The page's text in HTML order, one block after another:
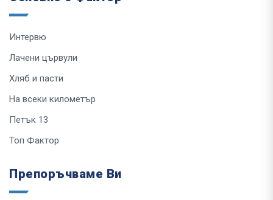
Интервю
Лачени цървули
Хляб и пасти
На всеки километър
Петък 13
Топ Фактор
Препоръчваме Ви